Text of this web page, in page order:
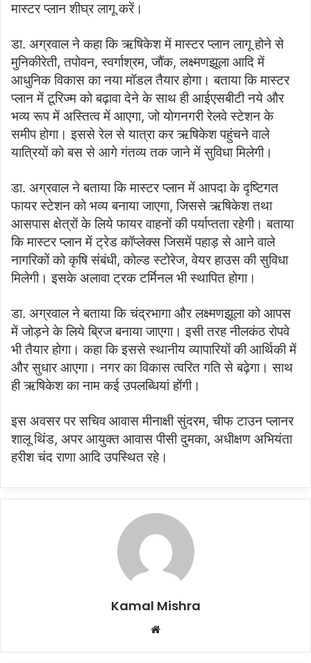
मास्टर प्लान शीघ्र लागू करें।
डा. अग्रवाल ने कहा कि ऋषिकेश में मास्टर प्लान लागू होने से
मुनिकीरेती, तपोवन, स्वर्गाश्रम, जौंक, लक्ष्मणझूला आदि में
आधुनिक विकास का नया मॉडल तैयार होगा। बताया कि मास्टर
प्लान में टूरिज्म को बढ़ावा देने के साथ ही आईएसबीटी नये और
भव्य रूप में अस्तित्व में आएगा, जो योगनगरी रेलवे स्टेशन के
समीप होगा। इससे रेल से यात्रा कर ऋषिकेश पहुंचने वाले
यात्रियों को बस से आगे गंतव्य तक जाने में सुविधा मिलेगी।
डा. अग्रवाल ने बताया कि मास्टर प्लान में आपदा के दृष्टिगत
फायर स्टेशन को भव्य बनाया जाएगा, जिससे ऋषिकेश तथा
आसपास क्षेत्रों के लिये फायर वाहनों की पर्याप्तता रहेगी। बताया
कि मास्टर प्लान में ट्रेड कॉप्लेक्स जिसमें पहाड़ से आने वाले
नागरिकों को कृषि संबंधी, कोल्ड स्टोरेज, वेयर हाउस की सुविधा
मिलेगी। इसके अलावा ट्रक टर्मिनल भी स्थापित होगा।
डा. अग्रवाल ने बताया कि चंद्रभागा और लक्ष्मणझूला को आपस
में जोड़ने के लिये ब्रिज बनाया जाएगा। इसी तरह नीलकंठ रोपवे
भी तैयार होगा। कहा कि इससे स्थानीय व्यापारियों की आर्थिकी में
और सुधार आएगा। नगर का विकास त्वरित गति से बढ़ेगा। साथ
ही ऋषिकेश का नाम कई उपलब्धियां होंगी।
इस अवसर पर सचिव आवास मीनाक्षी सुंदरम, चीफ टाउन प्लानर
शालू थिंड, अपर आयुक्त आवास पीसी दुमका, अधीक्षण अभियंता
हरीश चंद राणा आदि उपस्थित रहे।
Kamal Mishra
Website